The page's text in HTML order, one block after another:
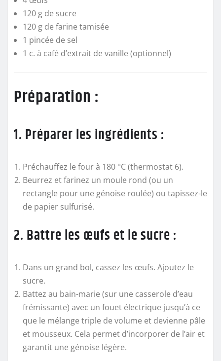
120 g de sucre
120 g de farine tamisée
1 pincée de sel
1 c. à café d’extrait de vanille (optionnel)
Préparation :
1. Préparer les ingrédients :
Préchauffez le four à 180 °C (thermostat 6).
Beurrez et farinez un moule rond (ou un
rectangle pour une génoise roulée) ou tapissez-le
de papier sulfurisé.
2. Battre les œufs et le sucre :
Dans un grand bol, cassez les œufs. Ajoutez le
sucre.
Battez au bain-marie (sur une casserole d’eau
frémissante) avec un fouet électrique jusqu’à ce
que le mélange triple de volume et devienne pâle
et mousseux. Cela permet d’incorporer de l’air et
garantit une génoise légère.